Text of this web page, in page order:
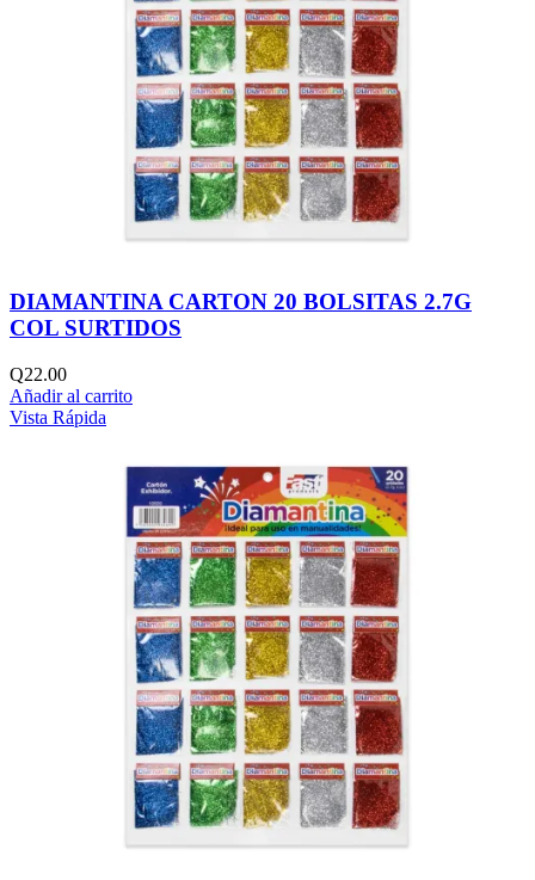
DIAMANTINA CARTON 20 BOLSITAS 2.7G
COL SURTIDOS
Q22.00
Añadir al carrito
Vista Rápida